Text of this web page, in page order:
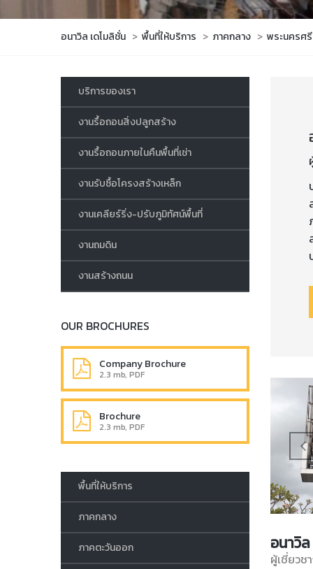
อนาวิล เดโมลิชั่น > พื้นที่ให้บริการ > ภาคกลาง > พระนครศ
บริการของเรา
งานรื้อถอนสิ่งปลูกสร้าง
งานรื้อถอนภายในคืนพื้นที่เช่า
งานรับซื้อโครงสร้างเหล็ก
งานเคลียร์ริ่ง-ปรับภูมิทัศน์พื้นที่
งานถมดิน
งานสร้างถนน
OUR BROCHURES
Company Brochure
2.3 mb, PDF
Brochure
2.3 mb, PDF
พื้นที่ให้บริการ
ภาคกลาง
ภาคตะวันออก อนาวิ
ผู้เชี่ยวช